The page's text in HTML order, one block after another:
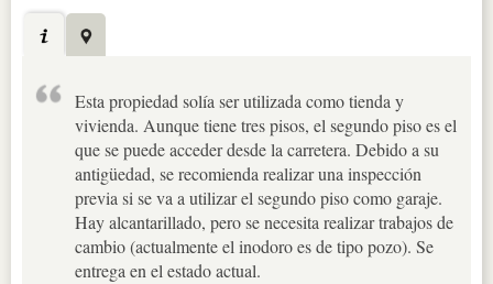
Esta propiedad solía ser utilizada como tienda y
vivienda. Aunque tiene tres pisos, el segundo piso es el
que se puede acceder desde la carretera. Debido a su
antigüedad, se recomienda realizar una inspección
previa si se va a utilizar el segundo piso como garaje.
Hay alcantarillado, pero se necesita realizar trabajos de
cambio (actualmente el inodoro es de tipo pozo). Se
entrega en el estado actual.